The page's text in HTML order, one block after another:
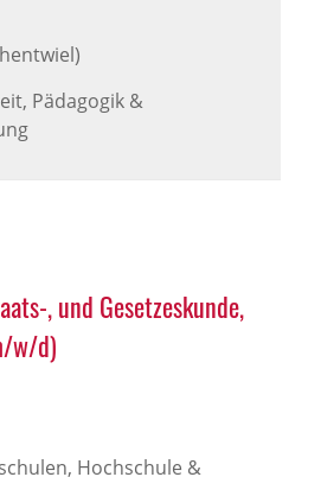
Pädagogik &
, und Gesetzeskunde,
w/d)
Hochschule &